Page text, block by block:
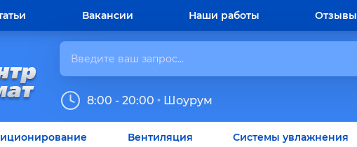
Вакансии Наши работы Отзывы
8:00 - 20:00 Шоурум
Вентиляция Системы увлажнения